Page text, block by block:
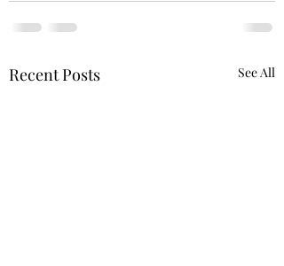
Recent Posts See All